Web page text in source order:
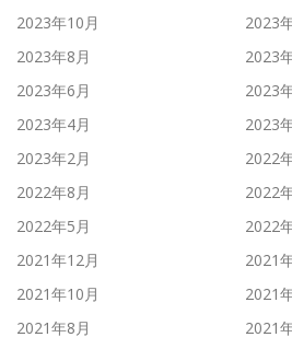
2023年10月
2023
2023年8月
2023
2023年6月
2023
2023年4月
2023
2023年2月
2022
2022年8月
2022
2022年5月
2022
2021年12月
2021
2021年10月
2021
2021年8月
2021